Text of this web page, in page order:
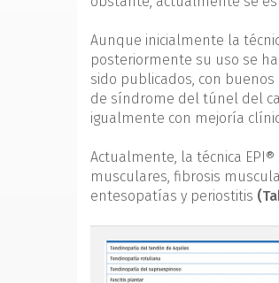
Aunque inicialmente la
posteriormente su uso se
sido publicados, con
de síndrome del túnel del
igualmente con mejoría
Actualmente, la técnica
musculares, fibrosis
entesopatías y periostitis
tabla2.png